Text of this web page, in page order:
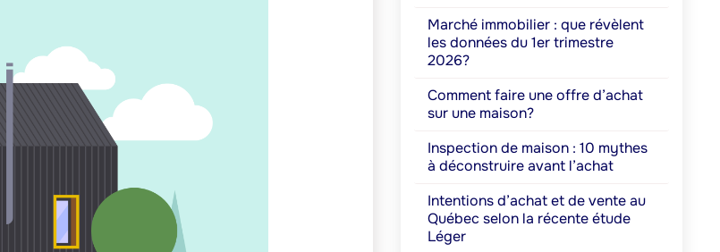
Marché immobilier : que révèlent
les données du 1er trimestre
2026?
Comment faire une offre d’achat
sur une maison?
Inspection de maison : 10 mythes
à déconstruire avant l’achat
Intentions d’achat et de vente au
Québec selon la récente étude
Léger